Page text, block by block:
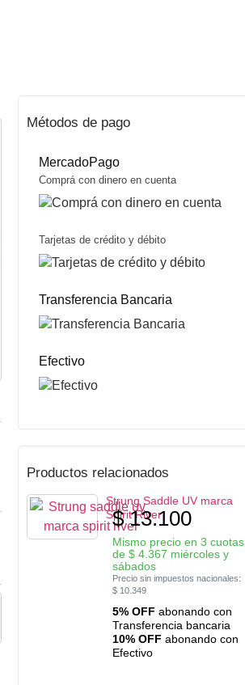
Precio sin impuestos nacionales:$2.449
10% OFFabonando con Efectivo
Métodos de pago
MercadoPago
Comprá con dinero en cuenta
Tarjetas de crédito y débito
Transferencia Bancaria
Efectivo
Productos relacionados
Strung Saddle UV marca
Spirit River
$13.100
Mismo precio en 3 cuotas
de$ 4.367 miércoles y
sábados
Precio sin impuestos nacionales:
$ 10.349
5% OFF abonando con
Transferencia bancaria
10% OFF abonando con
Efectivo